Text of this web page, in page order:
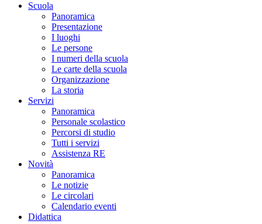
Scuola
Panoramica
Presentazione
I luoghi
Le persone
I numeri della scuola
Le carte della scuola
Organizzazione
La storia
Servizi
Panoramica
Personale scolastico
Percorsi di studio
Tutti i servizi
Assistenza RE
Novità
Panoramica
Le notizie
Le circolari
Calendario eventi
Didattica